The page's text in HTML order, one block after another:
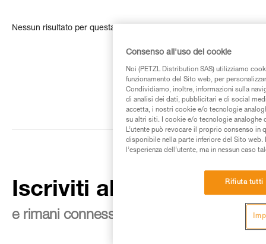
Nessun risultato per questa ricerca
Iscriviti alla newsletter
e rimani connesso alle nostre novità
Consenso all'uso dei cookie
Noi (PETZL Distribution SAS) utilizziamo
funzionamento del Sito web, per
Condividiamo, inoltre, informazioni sulla
di analisi dei dati, pubblicitari e di social
accetta, i nostri cookie e/o tecnologie
su altri siti. I cookie e/o tecnologie analoghe
L’utente può revocare il proprio consenso
disponibile nella parte inferiore del Sito
l’esperienza dell’utente, ma in nessun caso
Rifiuta tutti